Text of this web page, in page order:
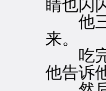
睛也闪
他三
来。
吃完
他告诉